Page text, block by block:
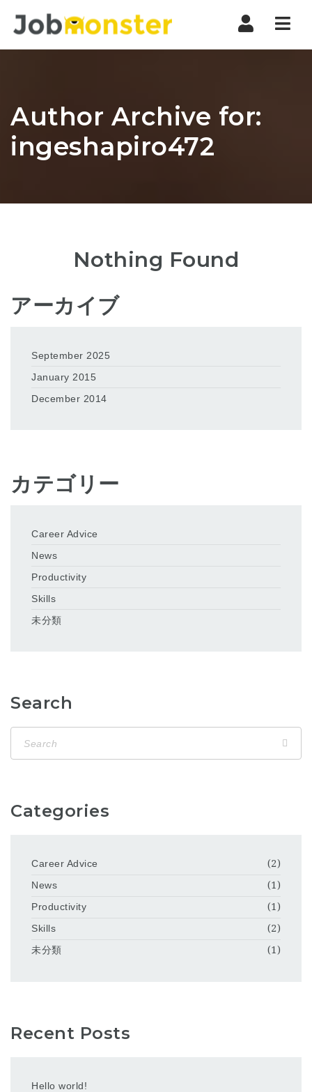
Author Archive for:
ingeshapiro472
Nothing Found
アーカイブ
September 2025
January 2015
December 2014
カテゴリー
Career Advice
News
Productivity
Skills
未分類
Search
Categories
Career Advice
(2)
News
(1)
Productivity
(1)
Skills
(2)
未分類
(1)
Recent Posts
Hello world!